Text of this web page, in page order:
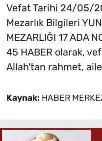
Vefat Tarihi 24/05/
Mezarlık Bilgileri
MEZARLIĞI 17 ADA
45 HABER olarak,
Allah'tan rahmet,
Kaynak: HABER